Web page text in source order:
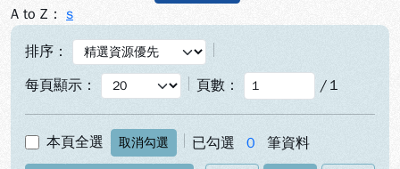
A to Z： s
排序：
每頁顯示：
頁數： / 1
本頁全選 取消勾選 已勾選 0 筆資料